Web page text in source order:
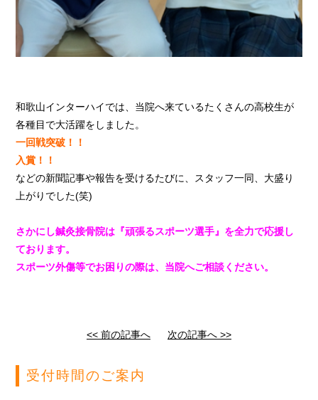
和歌山インターハイでは、当院へ来ているたくさんの高校生が
各種目で大活躍をしました。
一回戦突破！！
入賞！！
などの新聞記事や報告を受けるたびに、スタッフ一同、大盛り
上がりでした(笑)
さかにし鍼灸接骨院は『頑張るスポーツ選手』を全力で応援し
ております。
スポーツ外傷等でお困りの際は、当院へご相談ください。
<< 前の記事へ 次の記事へ >>
受付時間のご案内